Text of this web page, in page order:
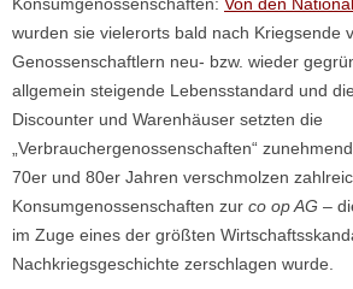
wurden sie vielerorts bald nach Kriegsende
Genossenschaftlern neu- bzw. wieder
allgemein steigende Lebensstandard und
Discounter und Warenhäuser setzten die
„Verbrauchergenossenschaften“
70er und 80er Jahren verschmolzen
Konsumgenossenschaften zur co op AG –
im Zuge eines der größten
Nachkriegsgeschichte zerschlagen wurde.